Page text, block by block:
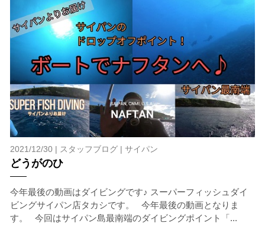
2021/12/30 | スタッフブログ| サイパン
どうがのひ
今年最後の動画はダイビングです♪ スーパーフィッシュダイ
ビングサイパン店タカシです。 今年最後の動画となりま
す。 今回はサイパン島最南端のダイビングポイント「...
当ツアーの手順と注意点